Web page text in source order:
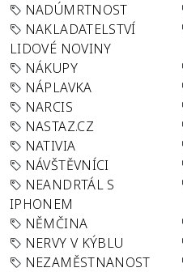
NADÚMRTNOST
NAKLADATELSTVÍ
LIDOVÉ NOVINY
NÁKUPY
NÁPLAVKA
NARCIS
NASTAZ.CZ
NATIVIA
NÁVŠTĚVNÍCI
NEANDRTÁL S
IPHONEM
NĚMČINA
NERVY V KÝBLU
NEZAMĚSTNANOST